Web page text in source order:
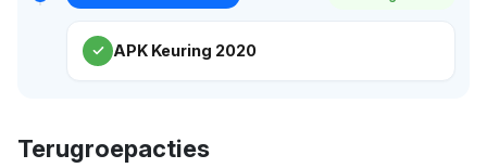
APK Keuring 2020
Terugroepacties